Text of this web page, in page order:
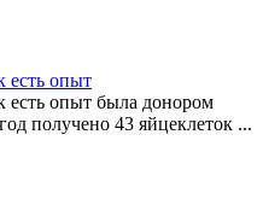
есть опыт
есть опыт была донором
получено 43 яйцеклеток ...